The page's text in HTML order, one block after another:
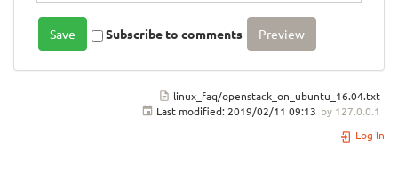
Subscribe to comments
linux_faq/openstack_on_ubuntu_16.04.txt
Last modified:2019/02/11 09:13 by 127.0.0.1
Log In